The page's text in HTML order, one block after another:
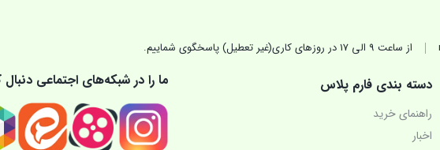
از ساعت 9 الی 17 در روزهای کاری(غیر تعطیل) پاسخگوی شماییم.
دسته بندی فارم پلاس
راهنمای خرید
اخبار
ما را در شبکه‌های اجتماعی دنبال